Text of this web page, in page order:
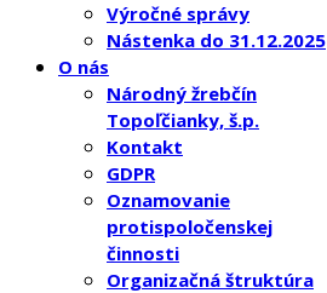
Výročné správy
Nástenka do 31.12.2025
O nás
Národný žrebčín
Topoľčianky, š.p.
Kontakt
GDPR
Oznamovanie
protispoločenskej
činnosti
Organizačná štruktúra